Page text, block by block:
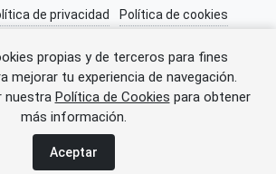
propias y de terceros para fines
mejorar tu experiencia de navegación.
nuestra Política de Cookies para obtener
más información.
Aceptar
al cargar el anuncio.
de privacidad
Política de cookies